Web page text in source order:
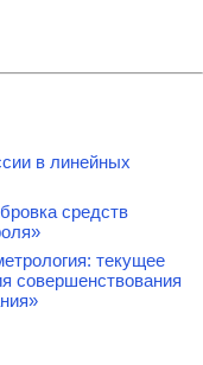
в линейных
средств
текущее
совершенствования